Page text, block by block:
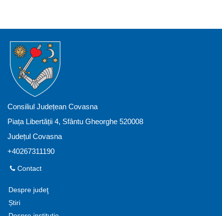
Consiliul Județean Covasna
Piața Libertății 4, Sfântu Gheorghe 520008
Județul Covasna
+40267311190
Contact
Despre judeţ
Știri